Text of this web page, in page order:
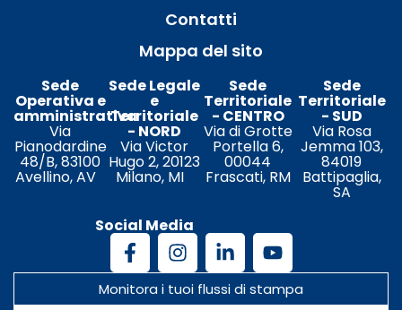
Contatti
Mappa del sito
Sede
Operativa e
amministrativa
Via
Pianodardine
48/B, 83100
Avellino, AV
Sede Legale
e
Territoriale
- NORD
Via Victor
Hugo 2, 20123
Milano, MI
Sede
Territoriale
- CENTRO
Via di Grotte
Portella 6,
00044
Frascati, RM
Sede
Territoriale
- SUD
Via Rosa
Jemma 103,
84019
Battipaglia,
SA
Social Media
Monitora i tuoi flussi di stampa